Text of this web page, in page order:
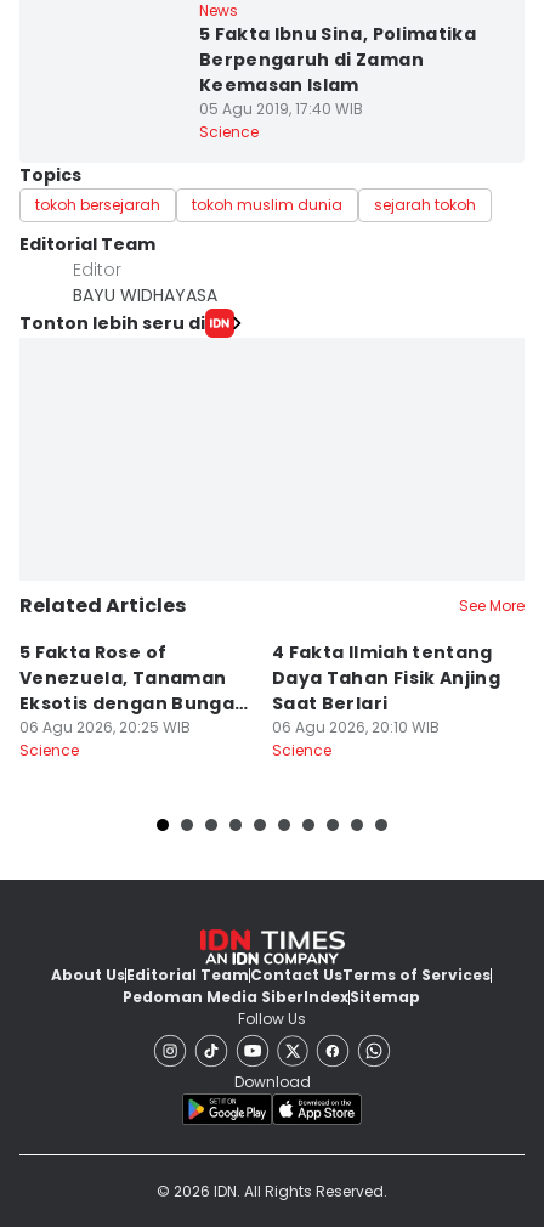
News
5 Fakta Ibnu Sina, Polimatika
Berpengaruh di Zaman
Keemasan Islam
05 Agu 2019, 17:40 WIB
Science
Topics
tokoh bersejarah tokoh muslim dunia sejarah tokoh
Editorial Team
Editor
BAYU WIDHAYASA
Tonton lebih seru di
Related Articles See More
5 Fakta Rose of
Venezuela, Tanaman
Eksotis dengan Bunga
Merah Menyala
06 Agu 2026, 20:25 WIB
Science
4 Fakta Ilmiah tentang
Daya Tahan Fisik Anjing
Saat Berlari
06 Agu 2026, 20:10 WIB
Science
About UsEditorial TeamContact UsTerms of Services
Pedoman Media SiberIndexSitemap
Follow Us
Download
© 2026 IDN. All Rights Reserved.